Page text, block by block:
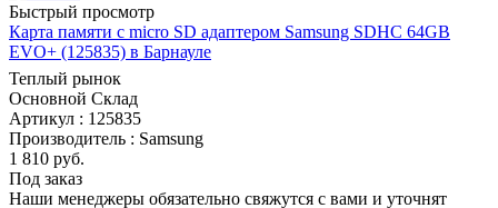
Быстрый просмотр
Карта памяти с micro SD адаптером Samsung SDHC 64GB
EVO+ (125835) в Барнауле
Теплый рынок
Основной Склад
Артикул : 125835
Производитель : Samsung
1 810 руб.
Под заказ
Наши менеджеры обязательно свяжутся с вами и уточнят